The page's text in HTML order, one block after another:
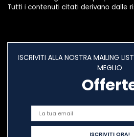
Tutti i contenuti citati derivano dalle
ISCRIVITI ALLA NOSTRA MAILING LIST
MEGLIO